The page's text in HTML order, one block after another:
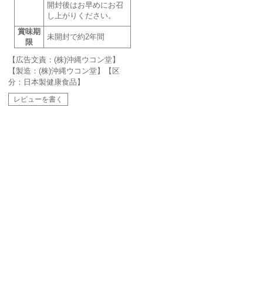
開封後はお早めにお召
し上がりください。
賞味期
限
未開封で約2年間
【広告文責：(株)沖縄ウコン堂】
【製造：(株)沖縄ウコン堂】【区
分：日本製健康食品】
レビューを書く